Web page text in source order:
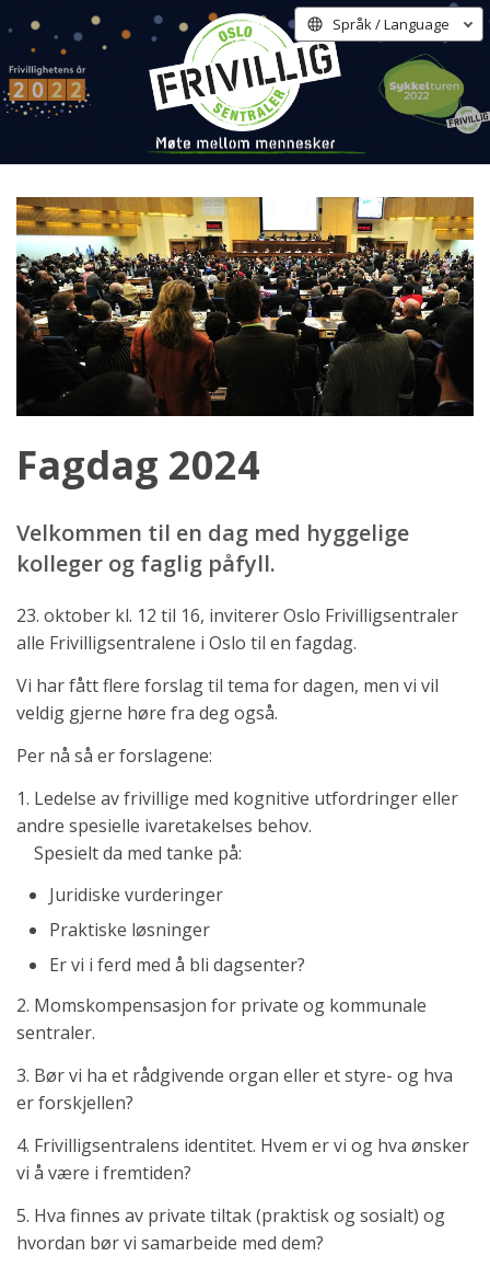
Språk / Language
Fagdag 2024
Velkommen til en dag med hyggelige
kolleger og faglig påfyll.
23. oktober kl. 12 til 16, inviterer Oslo Frivilligsentraler
alle Frivilligsentralene i Oslo til en fagdag.
Vi har fått flere forslag til tema for dagen, men vi vil
veldig gjerne høre fra deg også.
Per nå så er forslagene:
1. Ledelse av frivillige med kognitive utfordringer eller
andre spesielle ivaretakelses behov.
Spesielt da med tanke på:
Juridiske vurderinger
Praktiske løsninger
Er vi i ferd med å bli dagsenter?
2. Momskompensasjon for private og kommunale
sentraler.
3. Bør vi ha et rådgivende organ eller et styre- og hva
er forskjellen?
4. Frivilligsentralens identitet. Hvem er vi og hva ønsker
vi å være i fremtiden?
5. Hva finnes av private tiltak (praktisk og sosialt) og
hvordan bør vi samarbeide med dem?